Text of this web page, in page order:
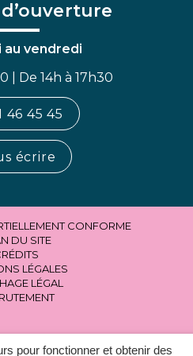
pour fonctionner et obtenir des
au vendredi
| De 14h à 17h30
46 45 45
écrire
CONFORME
DU SITE
LÉGALES
LÉGAL